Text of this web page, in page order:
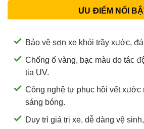
ƯU ĐIỂM NỔI
Bảo vệ sơn xe khỏi trầy xước,
Chống ố vàng, bạc màu do tác
tia UV.
Công nghệ tự phục hồi vết xước
sáng bóng.
Duy trì giá trị xe, dễ dàng vệ